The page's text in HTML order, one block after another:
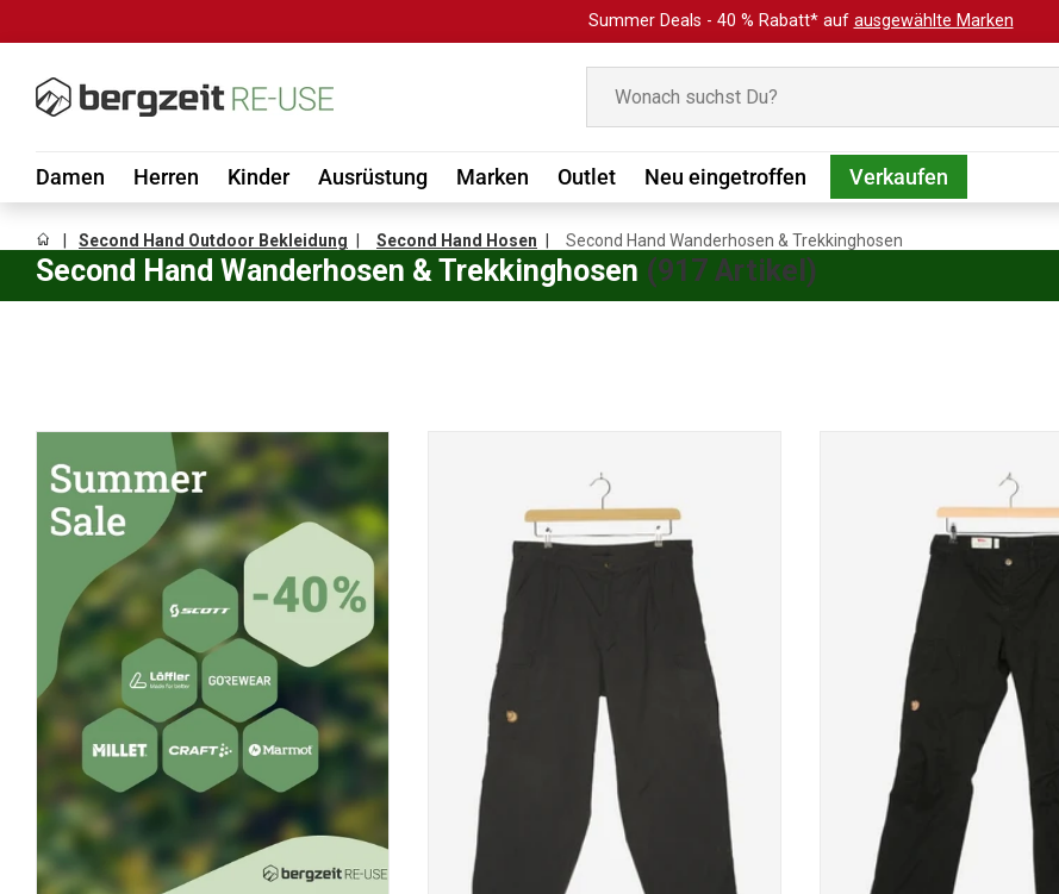
Summer Deals - 40 % Rabatt* auf ausgewählte Marken
Damen Herren Kinder Ausrüstung Marken Outlet Neu eingetroffen Verkaufen
Second Hand Outdoor Bekleidung Second Hand Hosen Second Hand Wanderhosen & Trekkinghosen
Second Hand Wanderhosen & Trekkinghosen (917 Artikel)